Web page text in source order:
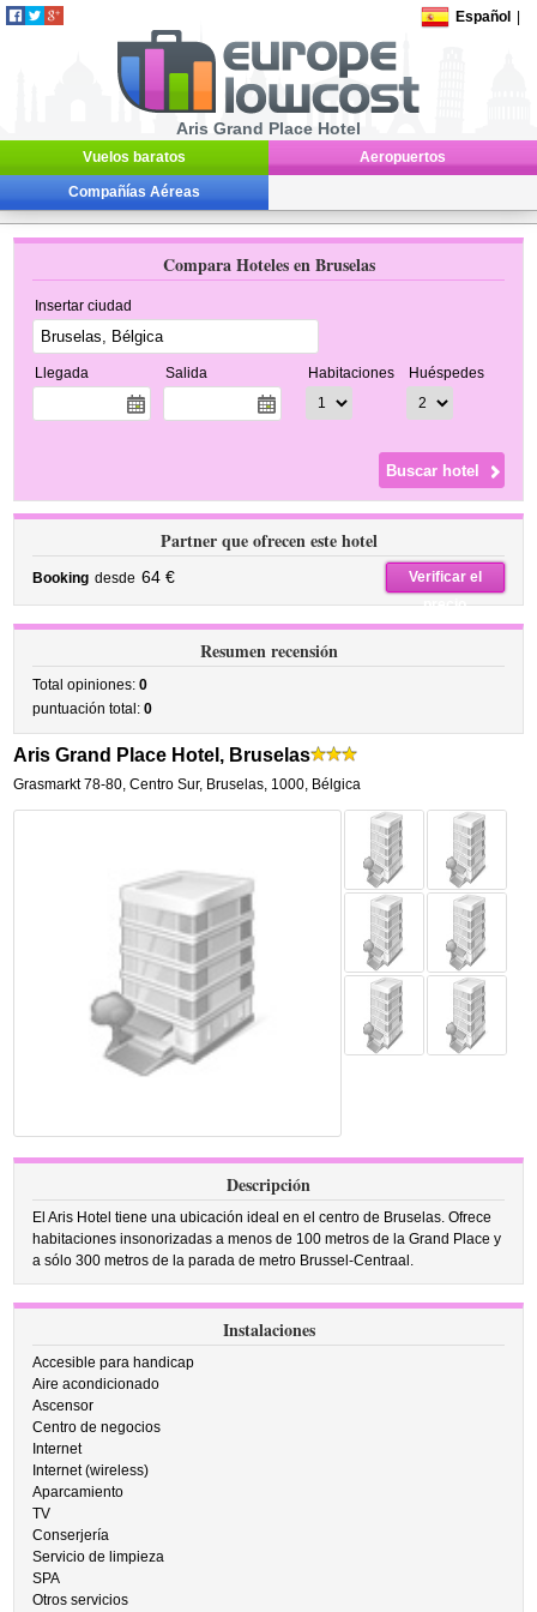
Español
Aris Grand Place Hotel
Vuelos baratos Aeropuertos
Compañías Aéreas
Compara Hoteles en Bruselas
Insertar ciudad
Llegada Salida Habitaciones Huéspedes
Partner que ofrecen este hotel
Booking desde 64 €
Verificar el
precio
Resumen recensión
Total opiniones:0
puntuación total:0
Aris Grand Place Hotel, Bruselas
Grasmarkt 78-80,Centro Sur, Bruselas, 1000, Bélgica
Descripción
El Aris Hotel tiene una ubicación ideal en el centro de Bruselas. Ofrece
habitaciones insonorizadas a menos de 100 metros de la Grand Place y
a sólo 300 metros de la parada de metro Brussel-Centraal.
Instalaciones
Accesible para handicap
Aire acondicionado
Ascensor
Centro de negocios
Internet
Internet (wireless)
Aparcamiento
TV
Conserjería
Servicio de limpieza
SPA
Otros servicios